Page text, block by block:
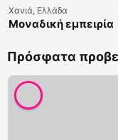
Χανιά, Ελλάδα
Μοναδική εμπειρία
-Ρέθυμνο-ηράκλειο
Πρόσφατα